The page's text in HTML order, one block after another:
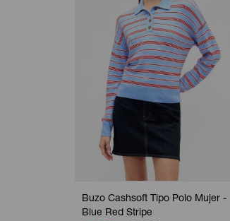
Buzo Cashsoft Tipo Polo Mujer -
Blue Red Stripe